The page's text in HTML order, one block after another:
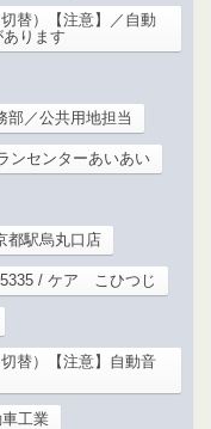
替）【注意】／自動
ります
部／公共用地担当
ンセンターあいあい
都駅烏丸口店
/ ケア こひつじ
替）【注意】自動音
工業